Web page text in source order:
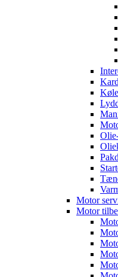
Motor
Motor